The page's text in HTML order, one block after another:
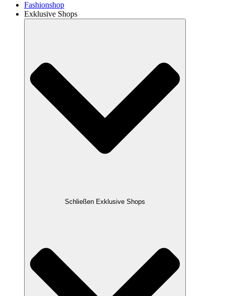
Fashionshop
Exklusive Shops
Schließen Exklusive Shops